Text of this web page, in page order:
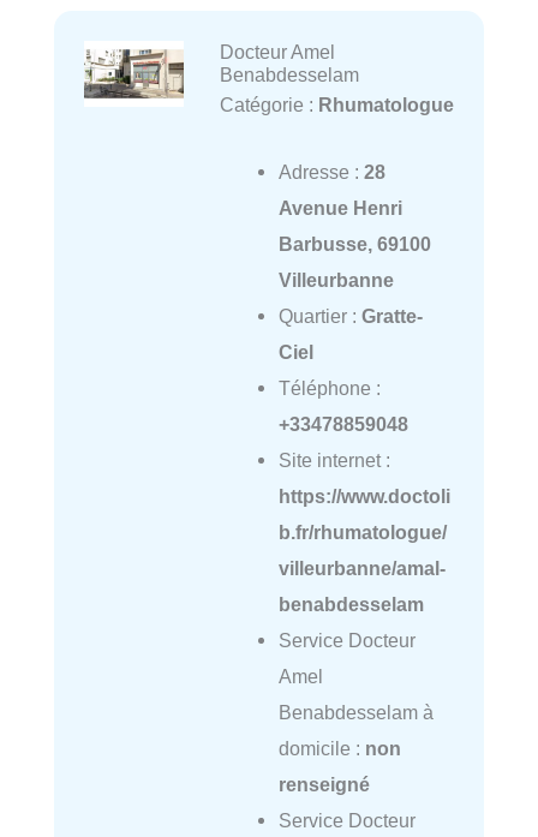
Docteur Amel
Benabdesselam
Catégorie : Rhumatologue
Adresse : 28
Avenue Henri
Barbusse, 69100
Villeurbanne
Quartier : Gratte-
Ciel
Téléphone :
+33478859048
Site internet :
https://www.doctoli
b.fr/rhumatologue/
villeurbanne/amal-
benabdesselam
Service Docteur
Amel
Benabdesselam à
domicile : non
renseigné
Service Docteur